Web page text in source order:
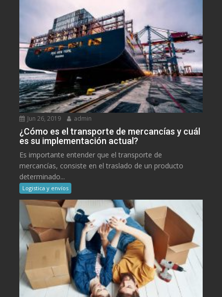
Jun 26, 2019 admin
¿Cómo es el transporte de mercancías y cuál
es su implementación actual?
Es importante entender que el transporte de
mercancías, consiste en el traslado de un producto
determinado...
Logistica y envíos